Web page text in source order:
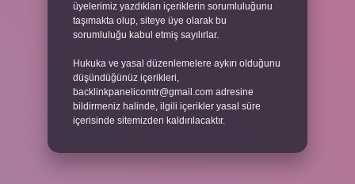
üyelerimiz yazdıkları içeriklerin sorumluluğunu
taşımakta olup, siteye üye olarak bu
sorumluluğu kabul etmiş sayılırlar.
Hukuka ve yasal düzenlemelere aykırı olduğunu
düşündüğünüz içerikleri,
backlinkpanelicomtr@gmail.com adresine
bildirmeniz halinde, ilgili içerikler yasal süre
içerisinde sitemizden kaldırılacaktır.